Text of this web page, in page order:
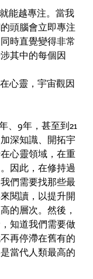
能越專注。當我
頭腦會立即專注
時直覺變得非常
其中的每個因
心靈，宇宙觀因
、9年，甚至到21
深知識、開拓宇
心靈領域，在重
因此，在修持過
們需要找那些最
閱讀，以提升開
的層次。然後，
知道我們需要做
再停滯在舊有的
當代人類最高的